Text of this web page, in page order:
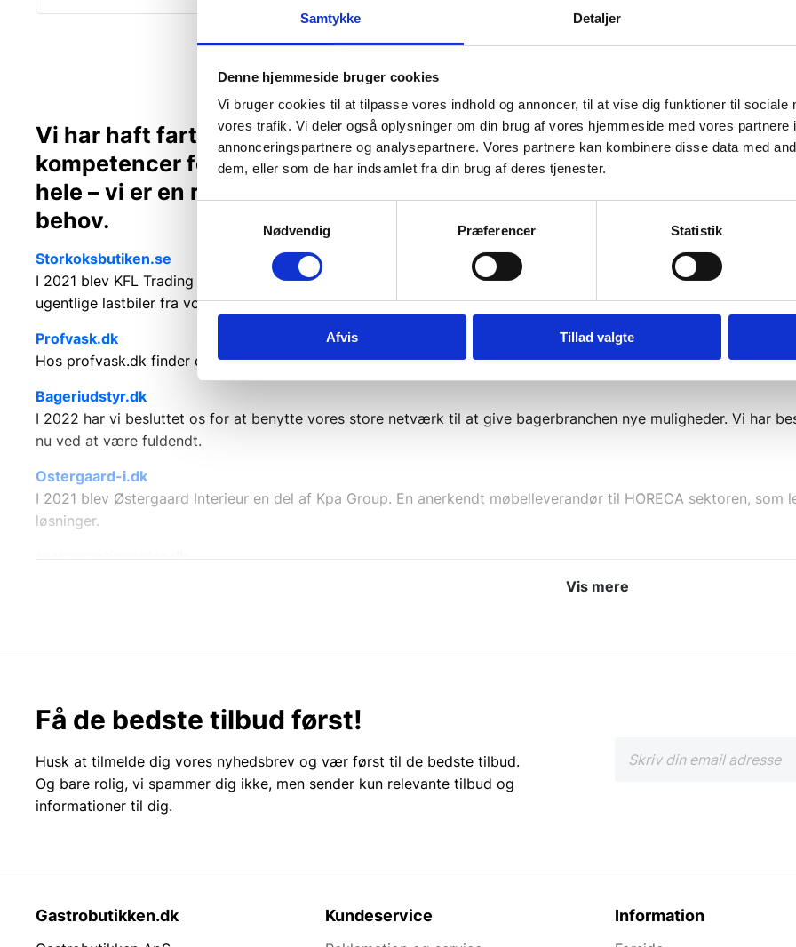
Samtykke Detaljer
Denne hjemmeside bruger cookies
Vi bruger cookies til at tilpasse vores indhold og annoncer, til at vise dig funktioner til sociale
vores trafik. Vi deler også oplysninger om din brug af vores hjemmeside med vores partnere
annonceringspartnere og analysepartnere. Vores partnere kan kombinere disse data med
dem, eller som de har indsamlet fra din brug af deres tjenester.
Nødvendig
Præferencer Statistik
Afvis Tillad valgte
de private køkkener. Gastrobutikkens
er kendt fra den professionelle verden, stilles
der også store krav til effektiviteten. Derfor er
en fællesnævner for mange af vores varer, at
de er brugervenlige og lette at rengøre.
Vi har haft fart på og med 8 børsen gazeller er Kpa Group blevet en
kompetencer fordelt på forskellige hjemmesider nedenfor. Vi er ikke
hele – vi er en række særskilte specialistvirksomheder der gør at vi
behov.
Storkoksbutiken.se
I 2021 blev KFL Trading AB i Sverige en del af Kpa Group. KFL Trading leverer storkøkkenudstyr til hele
ugentlige lastbiler fra vores lager i DK
Profvask.dk
Hos profvask.dk finder du landets bedste industri vaskemaskiner og tørretumblere, samlet på et sted.
Bageriudstyr.dk
I 2022 har vi besluttet os for at benytte vores store netværk til at give bagerbranchen nye muligheder. Vi har
nu ved at være fuldendt.
Ostergaard-i.dk
I 2021 blev Østergaard Interieur en del af Kpa Group. En anerkendt møbelleverandør til HORECA sektoren,
løsninger.
Udlejning af storkøkken og catering udstyr. Vi ved hvor afgørende det er for dig som lejer at udstyret virker. Vi
Cateringprojekt.dk
Vores storkøkken projektafdeling her fået egen hjemmeside med fokus på det de er rigtig gode til: at levere et
storkøkkenprojekt stort som småt, så er de altid klar til at hjælpe. Vi er også klar på at tage udfordringen op
Vores største leverandør af industrielle maskiner er Fagor. Vi er Fagors officielle danske samarbejdspartner og
Vis mere
Få de bedste tilbud først!
Husk at tilmelde dig vores nyhedsbrev og vær først til de bedste tilbud.
Og bare rolig, vi spammer dig ikke, men sender kun relevante tilbud og
informationer til dig.
Gastrobutikken.dk Kundeservice Information